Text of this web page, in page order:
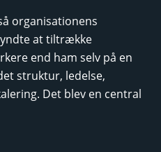
organisationens
at tiltrække
end ham selv på en
struktur, ledelse,
Det blev en central